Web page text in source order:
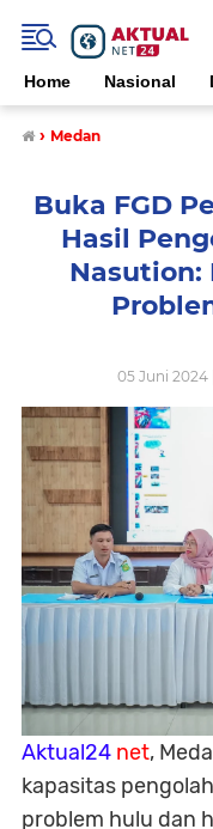
Home Nasional
› Medan
Buka FGD
Hasil
Nasution:
05 Juni 2024
Aktual24 net,
kapasitas
problem hulu dan